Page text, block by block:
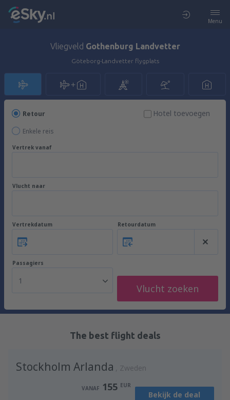
Menu
Vliegveld Gothenburg Landvetter
Göteborg-Landvetter flygplats
Retour
Enkele reis
Hotel toevoegen
Vertrek vanaf
Vlucht naar
Vertrekdatum Retourdatum
Passagiers
1
Vlucht zoeken
The best flight deals
Stockholm Arlanda Zweden
VANAF 155 EUR
Bekijk de deal